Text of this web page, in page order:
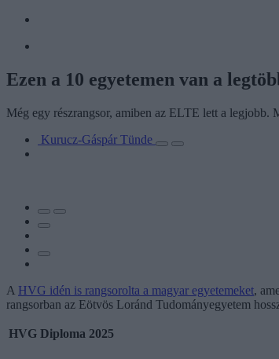
Ezen a 10 egyetemen van a
Még egy részrangsor, amiben az ELTE lett a legjobb.
Kurucz-Gáspár Tünde
A HVG idén is rangsorolta a magyar egyetemeket,
rangsorban az Eötvös Loránd Tudományegyetem
HVG Diploma 2025